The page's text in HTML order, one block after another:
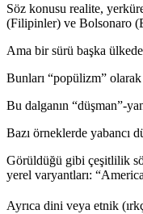
Söz konusu realite,
(Filipinler) ve Bolsonaro
Ama bir sürü başka
Bunları “popülizm”
Bu dalganın “düşman”-
Bazı örneklerde yabancı
Görüldüğü gibi çeşitlilik
yerel varyantları:
Ayrıca dini veya etnik